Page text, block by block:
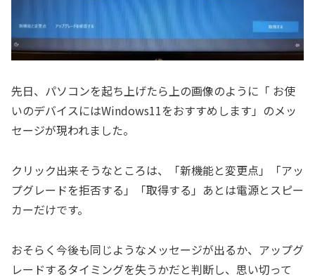
先日、パソコンを起ち上げたら上の画像のように「 お使
いのデバイスにはWindows11をおすすめします」のメッ
セージが現われました。
クリック出来そうなところは、「新機能と変更点」「アッ
プグレードを拒否する」「取得する」あとは電源とスピー
カーだけです。
おそらく今後も同じようなメッセージが出るか、アップグ
レードするタイミングを失うかだと判断し、思い切って